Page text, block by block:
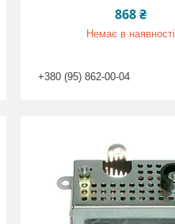
868 ₴
Немає в наявності
+380 (95) 862-00-04